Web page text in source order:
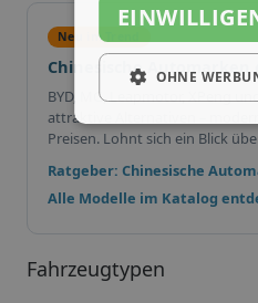
Neu im Trend
Chinesische Automarken
BYD, MG, Leapmotor, XPeng
attraktive Alternativen –
Preisen. Lohnt sich ein Blick
Ratgeber: Chinesische
Alle Modelle im Katalog
Fahrzeugtypen
OHNE